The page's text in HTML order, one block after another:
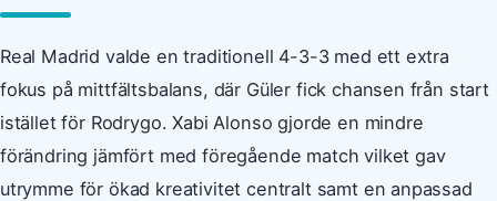
Real Madrid valde en traditionell 4-3-3 med ett extra
fokus på mittfältsbalans, där Güler fick chansen från start
istället för Rodrygo. Xabi Alonso gjorde en mindre
förändring jämfört med föregående match vilket gav
utrymme för ökad kreativitet centralt samt en anpassad